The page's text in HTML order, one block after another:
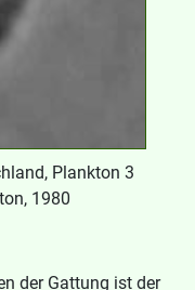
Plankton 3
1980
der Gattung ist der